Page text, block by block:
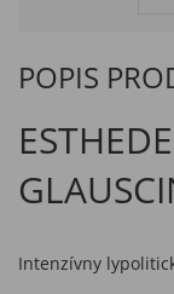
POPIS
Intenzívny